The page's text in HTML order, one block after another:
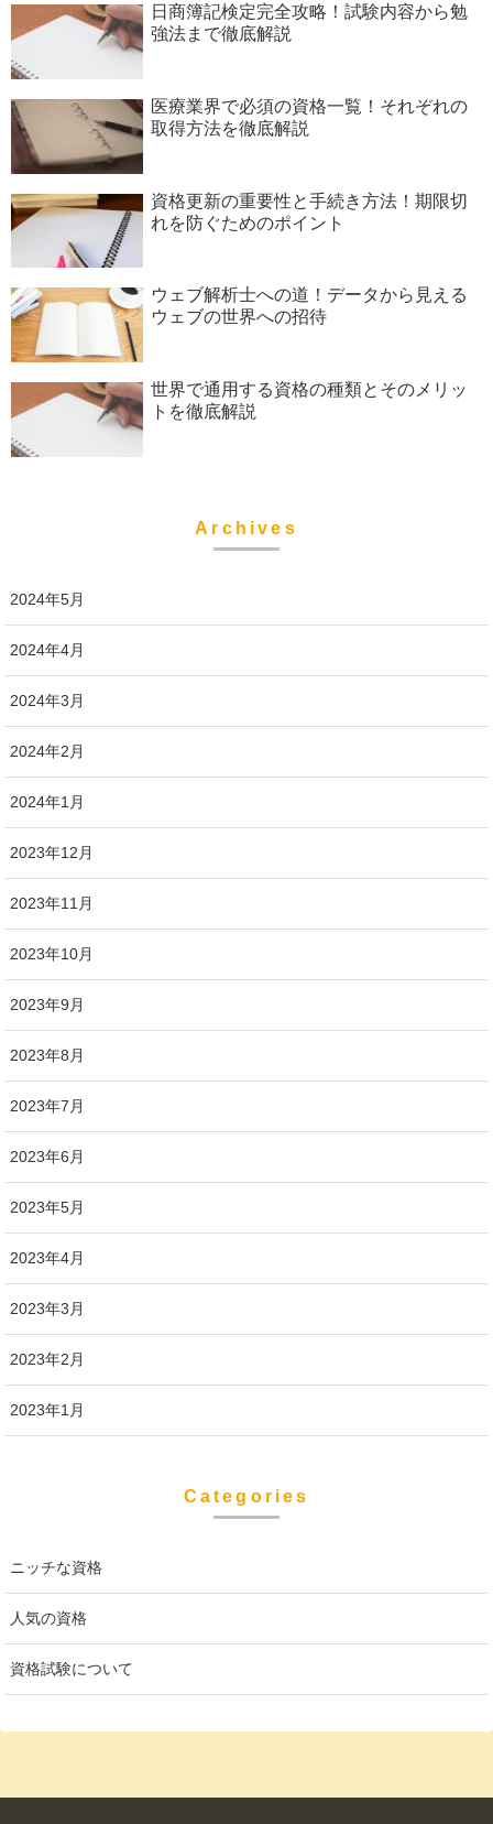
日商簿記検定完全攻略！試験内容から勉
強法まで徹底解説
医療業界で必須の資格一覧！それぞれの
取得方法を徹底解説
資格更新の重要性と手続き方法！期限切
れを防ぐためのポイント
ウェブ解析士への道！データから見える
ウェブの世界への招待
世界で通用する資格の種類とそのメリッ
トを徹底解説
Archives
2024年5月
2024年4月
2024年3月
2024年2月
2024年1月
2023年12月
2023年11月
2023年10月
2023年9月
2023年8月
2023年7月
2023年6月
2023年5月
2023年4月
2023年3月
2023年2月
2023年1月
Categories
ニッチな資格
人気の資格
資格試験について